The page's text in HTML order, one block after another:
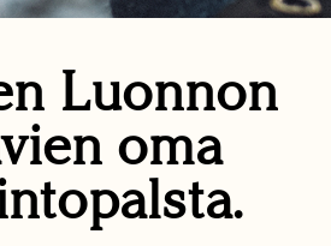
Luonnon
oma